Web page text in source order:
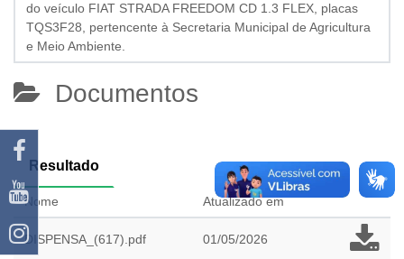
do veículo FIAT STRADA FREEDOM CD 1.3 FLEX, placas
TQS3F28, pertencente à Secretaria Municipal de Agricultura
e Meio Ambiente.
Documentos
Resultado
Nome Atualizado em
DISPENSA_(617).pdf 01/05/2026